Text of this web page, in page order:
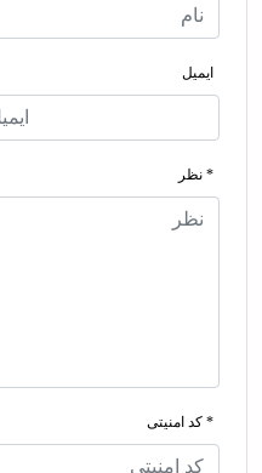
ایمیل
* نظر
* کد امنیتی